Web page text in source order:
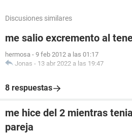
Discusiones similares
me salio excremento al
hermosa - 9 feb 2012 a las 01:17
Jonas - 13 abr 2022 a las 19:47
8 respuestas
me hice del 2 mientras
pareja